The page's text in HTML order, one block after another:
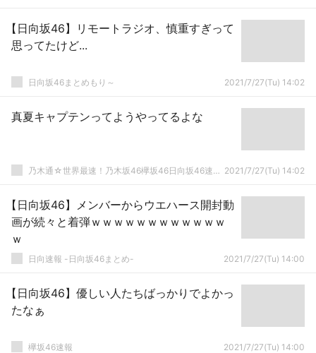
【日向坂46】リモートラジオ、慎重すぎって
思ってたけど...
日向坂46まとめもり～ 2021/7/27(Tu) 14:02
真夏キャプテンってようやってるよな
乃木通☆世界最速！乃木坂46欅坂46日向坂46速報まとめ 2021/7/27(Tu) 14:02
【日向坂46】メンバーからウエハース開封動
画が続々と着弾ｗｗｗｗｗｗｗｗｗｗｗｗ
ｗ
日向速報 -日向坂46まとめ- 2021/7/27(Tu) 14:00
【日向坂46】優しい人たちばっかりでよかっ
たなぁ
欅坂46速報 2021/7/27(Tu) 14:00